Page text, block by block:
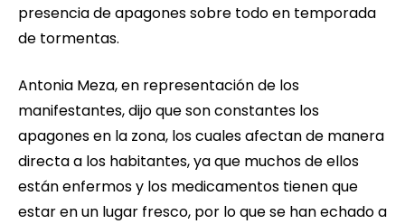
presencia de apagones sobre todo en temporada
de tormentas.
Antonia Meza, en representación de los
manifestantes, dijo que son constantes los
apagones en la zona, los cuales afectan de manera
directa a los habitantes, ya que muchos de ellos
están enfermos y los medicamentos tienen que
estar en un lugar fresco, por lo que se han echado a